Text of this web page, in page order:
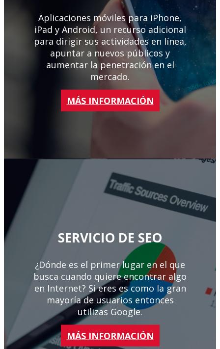
Aplicaciones móviles para iPhone,
iPad y Android, un recurso adicional
para dirigir sus actividades en línea,
apuntar a nuevos públicos y
aumentar la penetración en el
mercado.
MÁS INFORMACIÓN
SERVICIO DE SEO
¿Dónde es el primer lugar en el que
busca cuando quiere encontrar algo
en Internet? Si eres es como la gran
mayoría de usuarios entonces
utilizas Google.
MÁS INFORMACIÓN